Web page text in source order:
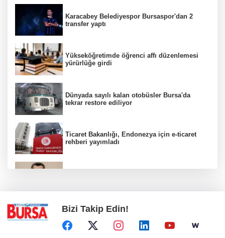
Karacabey Belediyespor Bursaspor'dan 2
transfer yaptı
Yükseköğretimde öğrenci affı düzenlemesi
yürürlüğe girdi
Dünyada sayılı kalan otobüsler Bursa'da
tekrar restore ediliyor
Ticaret Bakanlığı, Endonezya için e-ticaret
rehberi yayımladı
Bizi Takip Edin!